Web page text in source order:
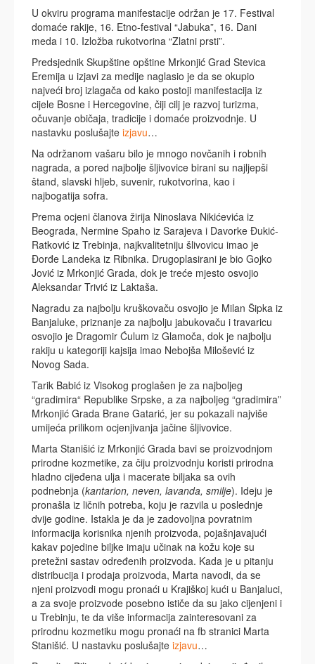
U okviru programa manifestacije održan je 17. Festival
domaće rakije, 16. Etno-festival “Jabuka”, 16. Dani
meda i 10. Izložba rukotvorina “Zlatni prsti”.
Predsjednik Skupštine opštine Mrkonjić Grad Stevica
Eremija u izjavi za medije naglasio je da se okupio
najveći broj izlagača od kako postoji manifestacija iz
cijele Bosne i Hercegovine, čiji cilj je razvoj turizma,
očuvanje običaja, tradicije i domaće proizvodnje. U
nastavku poslušajte izjavu…
Na održanom vašaru bilo je mnogo novčanih i robnih
nagrada, a pored najbolje šljivovice birani su najljepši
štand, slavski hljeb, suvenir, rukotvorina, kao i
najbogatija sofra.
Prema ocjeni članova žirija Ninoslava Nikićevića iz
Beograda, Nermine Spaho iz Sarajeva i Davorke Đukić-
Ratković iz Trebinja, najkvalitetniju šlivovicu imao je
Đorđe Landeka iz Ribnika. Drugoplasirani je bio Gojko
Jović iz Mrkonjić Grada, dok je treće mjesto osvojio
Aleksandar Trivić iz Laktaša.
Nagradu za najbolju kruškovaču osvojio je Milan Šipka iz
Banjaluke, priznanje za najbolju jabukovaču i travaricu
osvojio je Dragomir Ćulum iz Glamoča, dok je najbolju
rakiju u kategoriji kajsija imao Nebojša Milošević iz
Novog Sada.
Tarik Babić iz Visokog proglašen je za najboljeg
“gradimira“ Republike Srpske, a za najboljeg “gradimira”
Mrkonjić Grada Brane Gatarić, jer su pokazali najviše
umijeća prilikom ocjenjivanja jačine šljivovice.
Marta Stanišić iz Mrkonjić Grada bavi se proizvodnjom
prirodne kozmetike, za čiju proizvodnju koristi prirodna
hladno cijeđena ulja i macerate biljaka sa ovih
podnebnja (kantarion, neven, lavanda, smilje). Ideju je
pronašla iz ličnih potreba, koju je razvila u poslednje
dvije godine. Istakla je da je zadovoljna povratnim
informacija korisnika njenih proizvoda, pojašnjavajući
kakav pojedine biljke imaju učinak na kožu koje su
pretežni sastav određenih proizvoda. Kada je u pitanju
distribucija i prodaja proizvoda, Marta navodi, da se
njeni proizvodi mogu pronaći u Krajiškoj kući u Banjaluci,
a za svoje proizvode posebno ističe da su jako cijenjeni i
u Trebinju, te da više informacija zainteresovani za
prirodnu kozmetiku mogu pronaći na fb stranici Marta
Stanišić. U nastavku poslušajte izjavu…